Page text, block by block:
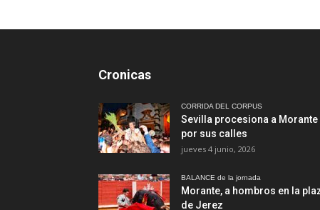
Cronicas
CORRIDA DEL CORPUS
Sevilla procesiona a Morante
por sus calles
jueves 4 junio, 2026
BALANCE de la jornada
Morante, a hombros en la
de Jerez